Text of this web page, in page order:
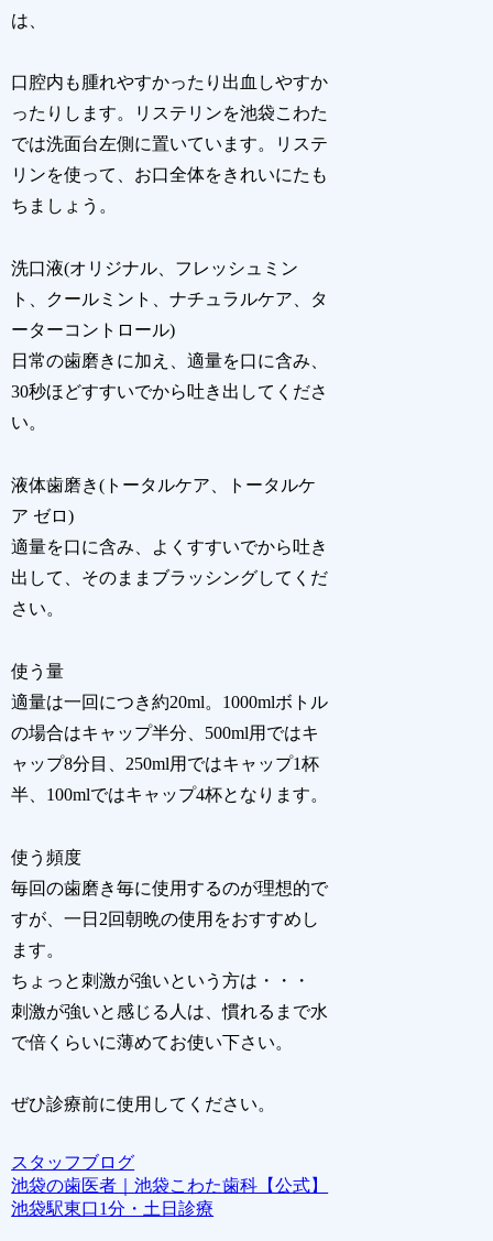
は、
口腔内も腫れやすかったり出血しやすか
ったりします。リステリンを池袋こわた
では洗面台左側に置いています。リステ
リンを使って、お口全体をきれいにたも
ちましょう。
洗口液(オリジナル、フレッシュミン
ト、クールミント、ナチュラルケア、タ
ーターコントロール)
日常の歯磨きに加え、適量を口に含み、
30秒ほどすすいでから吐き出してくださ
い。
液体歯磨き(トータルケア、トータルケ
ア ゼロ)
適量を口に含み、よくすすいでから吐き
出して、そのままブラッシングしてくだ
さい。
使う量
適量は一回につき約20ml。1000mlボトル
の場合はキャップ半分、500ml用ではキ
ャップ8分目、250ml用ではキャップ1杯
半、100mlではキャップ4杯となります。
使う頻度
毎回の歯磨き毎に使用するのが理想的で
すが、一日2回朝晩の使用をおすすめし
ます。
ちょっと刺激が強いという方は・・・
刺激が強いと感じる人は、慣れるまで水
で倍くらいに薄めてお使い下さい。
ぜひ診療前に使用してください。
スタッフブログ
池袋の歯医者｜池袋こわた歯科【公式】
池袋駅東口1分・土日診療